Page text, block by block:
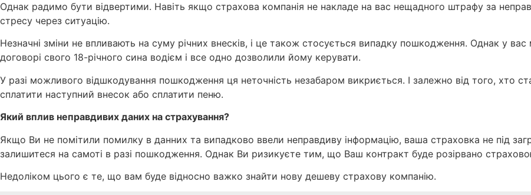
Однак радимо бути відвертими. Навіть якщо страхова компанія не накладе на вас нещадного штрафу за
стресу через ситуацію.
Незначні зміни не впливають на суму річних внесків, і це також стосується випадку пошкодження. Однак у
договорі свого 18-річного сина водієм і все одно дозволили йому керувати.
У разі можливого відшкодування пошкодження ця неточність незабаром викриється. І залежно від того, хто
сплатити наступний внесок або сплатити пеню.
Який вплив неправдивих даних на страхування?
Якщо Ви не помітили помилку в данних та випадково ввели неправдиву інформацію, ваша страховка не під
залишитеся на самоті в разі пошкодження. Однак Ви ризикуєте тим, що Ваш контракт буде розірвано
Недоліком цього є те, що вам буде відносно важко знайти нову дешеву страхову компанію.